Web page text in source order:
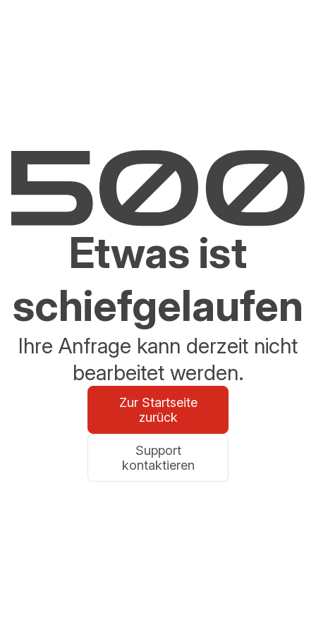
Etwas ist
schiefgelaufen
Ihre Anfrage kann derzeit nicht
bearbeitet werden.
Zur Startseite
zurück
Support
kontaktieren